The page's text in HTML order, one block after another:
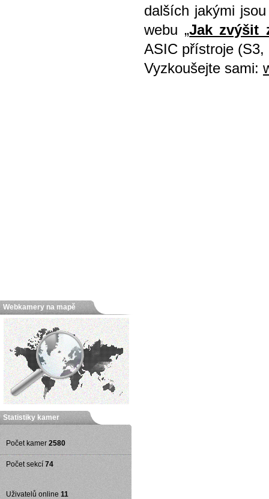
dalších jakými
webu „Jak zvýšit
ASIC přístroje (S3,
Vyzkoušejte sami:
Webkamery na mapě
Statistiky kamer
Počet kamer 2580
Počet sekcí 74
Uživatelů online 11